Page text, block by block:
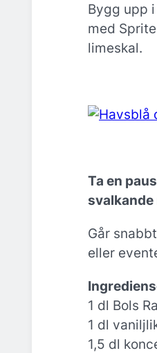
Bygg upp
med
limeskal.
Ta en
svalkande
Går
eller
1 dl Bols
1 dl
1,5 dl